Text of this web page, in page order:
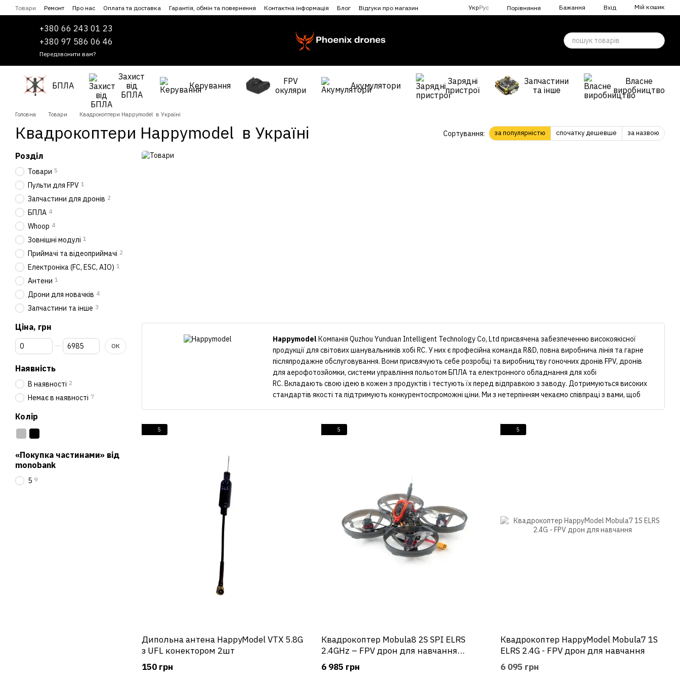
Перейти до основного контенту
Товари Ремонт Про нас Оплата та доставка Гарантія, обмін та повернення Контактна інформація Блог
Відгуки про магазин
Співпраця
Угода користувача
УкрРус Порівняння Бажання Вхід Мій кошик
+380 66 243 01 23
+380 97 586 06 46
Передзвонити вам?
БПЛА
Захист
від
БПЛА
Керування
FPV
окуляри
Акумулятори
Зарядні
пристрої
Запчастини
та інше
Власне
виробництво
Головна Товари Квадрокоптери Happymodel в Україні
Квадрокоптери Happymodel в Україні Сортування: за популярністю спочатку дешевше за назвою
HappymodelКомпанія Quzhou Yunduan Intelligent Technology Co, Ltd присвячена забезпеченню високоякісної
продукції для світових шанувальників хобі RC. У них є професійна команда R&D, повна виробнича лінія та гарне
післяпродажне обслуговування. Вони присвячують себе розробці та виробництву гоночних дронів FPV, дронів
для аерофотозйомки, системи управління польотом БПЛА та електронного обладнання для хобі
RC. Вкладають свою ідею в кожен з продуктів і тестують їх перед відправкою з заводу. Дотримуються високих
стандартів якості та підтримують конкурентоспроможні ціни. Ми з нетерпінням чекаємо співпраці з вами, щоб
5
Дипольна антена HappyModel VTX 5.8G
з UFL конектором 2шт
150 грн
5
Квадрокоптер Mobula8 2S SPI ELRS
2.4GHz – FPV дрон для навчання
вдома або на вулиці
6 985 грн
5
Квадрокоптер HappyModel Mobula7 1S
ELRS 2.4G - FPV дрон для навчання
6 095 грн
Розділ
Товари 5
Пульти для FPV 1
Запчастини для дронів 2
БПЛА 4
Whoop 4
Зовнішні модулі 1
Приймачі та відеоприймачі 2
Електроніка (FC, ESC, AIO) 1
Антени 1
Дрони для новачків 4
Запчастини та інше 3
Ціна, грн
Від Ціна, грн
До Ціна, грн ОК
Наявність
В наявності 2
Немає в наявності 7
Колір
«Покупка частинами» від
monobank
5 9